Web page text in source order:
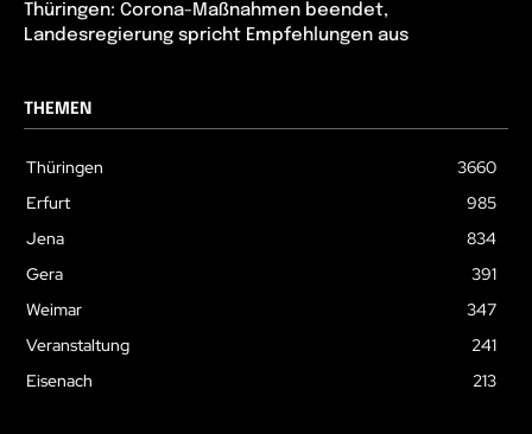
Thüringen: Corona-Maßnahmen beendet,
Landesregierung spricht Empfehlungen aus
THEMEN
Thüringen
3660
Erfurt
985
Jena
834
Gera
391
Weimar
347
Veranstaltung
241
Eisenach
213